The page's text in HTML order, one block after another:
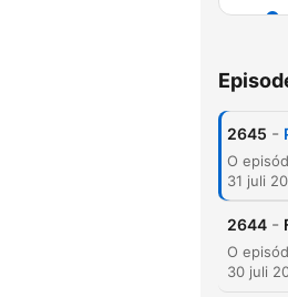
2645 -
31 juli
2644 -
30 juli